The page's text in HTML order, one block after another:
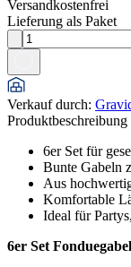
Versandkostenfrei
Lieferung als Paket
Verkauf durch:
Produktbeschreibung
6er Set für
Bunte Gabeln
Aus
Komfortable
Ideal für
6er Set